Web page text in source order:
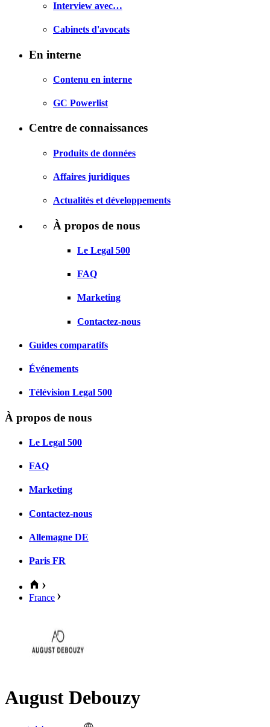
Interview avec…
Cabinets d'avocats
En interne
Contenu en interne
GC Powerlist
Centre de connaissances
Produits de données
Affaires juridiques
Actualités et développements
À propos de nous
Le Legal 500
FAQ
Marketing
Contactez-nous
Guides comparatifs
Événements
Télévision Legal 500
À propos de nous
Le Legal 500
FAQ
Marketing
Contactez-nous
Allemagne DE
Paris FR
France
August Debouzy